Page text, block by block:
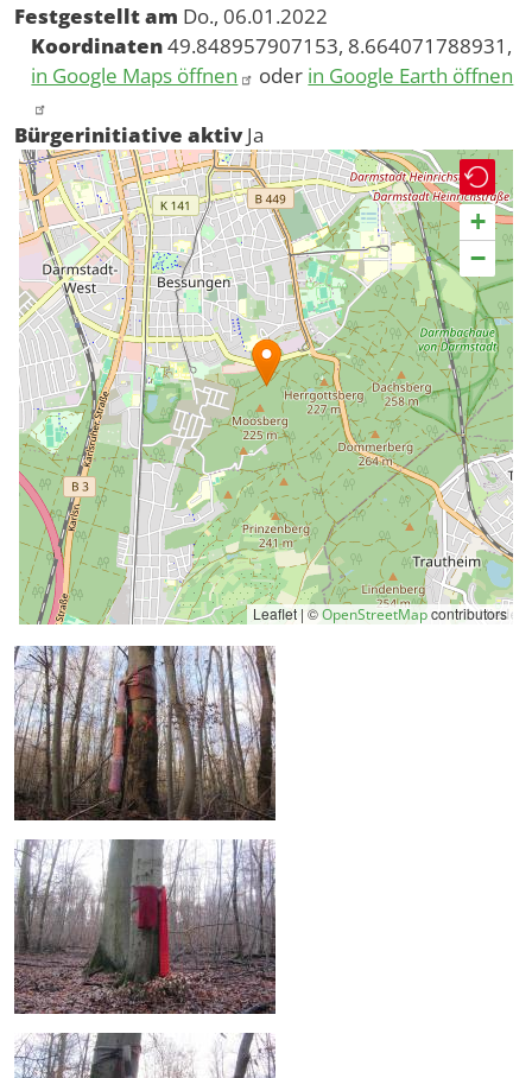
Festgestellt am Do., 06.01.2022
Koordinaten49.848957907153, 8.664071788931,
in Google Maps öffnen
oder in Google Earth öffnen
Bürgerinitiative aktiv Ja
+
−
Leaflet | ©OpenStreetMapcontributors